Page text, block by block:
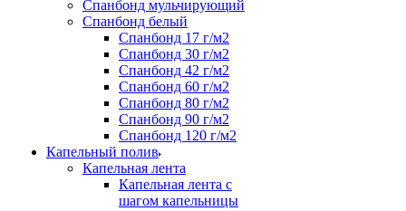
Спанбонд мульчирующий
Спанбонд белый
Спанбонд 17 г/м2
Спанбонд 30 г/м2
Спанбонд 42 г/м2
Спанбонд 60 г/м2
Спанбонд 80 г/м2
Спанбонд 90 г/м2
Спанбонд 120 г/м2
Капельный полив
Капельная лента
Капельная лента с
шагом капельницы